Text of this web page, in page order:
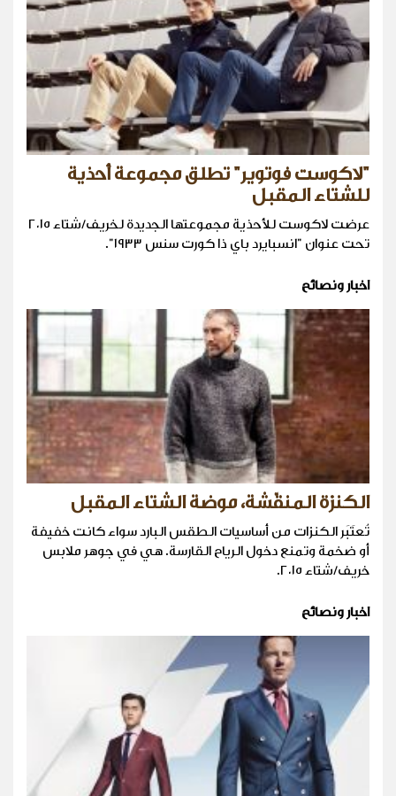
"لاكوست فوتوير" تطلق مجموعة أحذية
للشتاء المقبل
عرضت لاكوست للأحذية مجموعتها الجديدة لخريف/شتاء ٢٠١٥
تحت عنوان "انسبايرد باي ذا كورت سنس ١٩٣٣".
اخبار ونصائح
الكنزة المنقّشة، موضة الشتاء المقبل
تُعتَبَر الكنزات من أساسيات الطقس البارد سواء كانت خفيفة
أو ضخمة وتمنع دخول الرياح القارسة. هي في جوهر ملابس
خريف/شتاء ٢٠١٥.
اخبار ونصائح